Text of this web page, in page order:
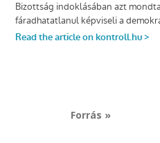
Forrás »